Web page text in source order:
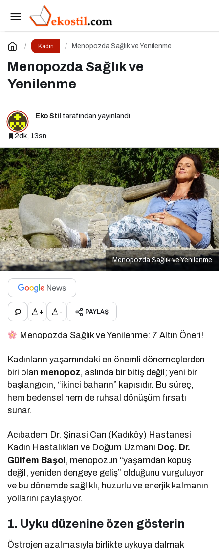
Kadın Menopozda Sağlık ve Yenilenme
Menopozda Sağlık ve
Yenilenme
Eko Stil tarafından yayınlandı
2dk, 13sn
Menopozda Sağlık ve Yenilenme
+ - PAYLAŞ
Menopozda Sağlık ve Yenilenme: 7 Altın Öneri!
Kadınların yaşamındaki en önemli dönemeçlerden
biri olan menopoz, aslında bir bitiş değil; yeni bir
başlangıcın, “ikinci baharın” kapısıdır. Bu süreç,
hem bedensel hem de ruhsal dönüşüm fırsatı
sunar.
Acıbadem Dr. Şinasi Can (Kadıköy) Hastanesi
Kadın Hastalıkları ve Doğum Uzmanı Doç. Dr.
Gülfem Başol , menopozun “yaşamdan kopuş
değil, yeniden dengeye geliş” olduğunu vurguluyor
ve bu dönemde sağlıklı, huzurlu ve enerjik kalmanın
yollarını paylaşıyor.
1. Uyku düzenine özen gösterin
Östrojen azalmasıyla birlikte uykuya dalmak
Flormar’dan Yeni Oje Koleksiyonu: ‘Vintage
Romance’ Nostaljiyle Harmanlanmış Bir Zarafeti
Tırnaklara Taşıyor!
Yorum Yap